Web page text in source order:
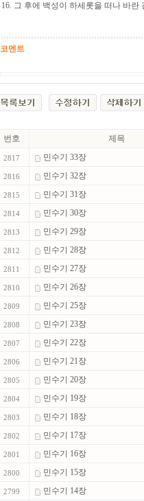
16. 그 후에 백성이 하세롯을 떠나 바란
코멘트
번호 제목
2817 민수기 33장
2816 민수기 32장
2815 민수기 31장
2814 민수기 30장
2813 민수기 29장
2812 민수기 28장
2811 민수기 27장
2810 민수기 26장
2809 민수기 25장
2808 민수기 23장
2807 민수기 22장
2806 민수기 21장
2805 민수기 20장
2804 민수기 19장
2803 민수기 18장
2802 민수기 17장
2801 민수기 16장
2800 민수기 15장
2799 민수기 14장